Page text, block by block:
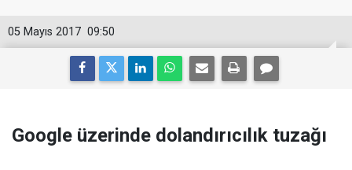
09:50
05 Mayıs 2017
Google üzerinde dolandırıcılık tuzağı